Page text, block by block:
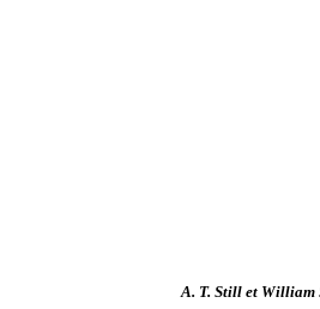
A. T. Still et William